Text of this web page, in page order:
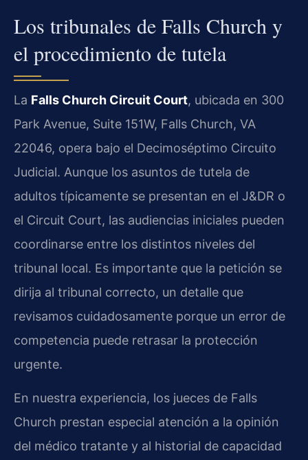
Los tribunales de Falls Church y
el procedimiento de tutela
La Falls Church Circuit Court, ubicada en 300
Park Avenue, Suite 151W, Falls Church, VA
22046, opera bajo el Decimoséptimo Circuito
Judicial. Aunque los asuntos de tutela de
adultos típicamente se presentan en el J&DR o
el Circuit Court, las audiencias iniciales pueden
coordinarse entre los distintos niveles del
tribunal local. Es importante que la petición se
dirija al tribunal correcto, un detalle que
revisamos cuidadosamente porque un error de
competencia puede retrasar la protección
urgente.
En nuestra experiencia, los jueces de Falls
Church prestan especial atención a la opinión
del médico tratante y al historial de capacidad